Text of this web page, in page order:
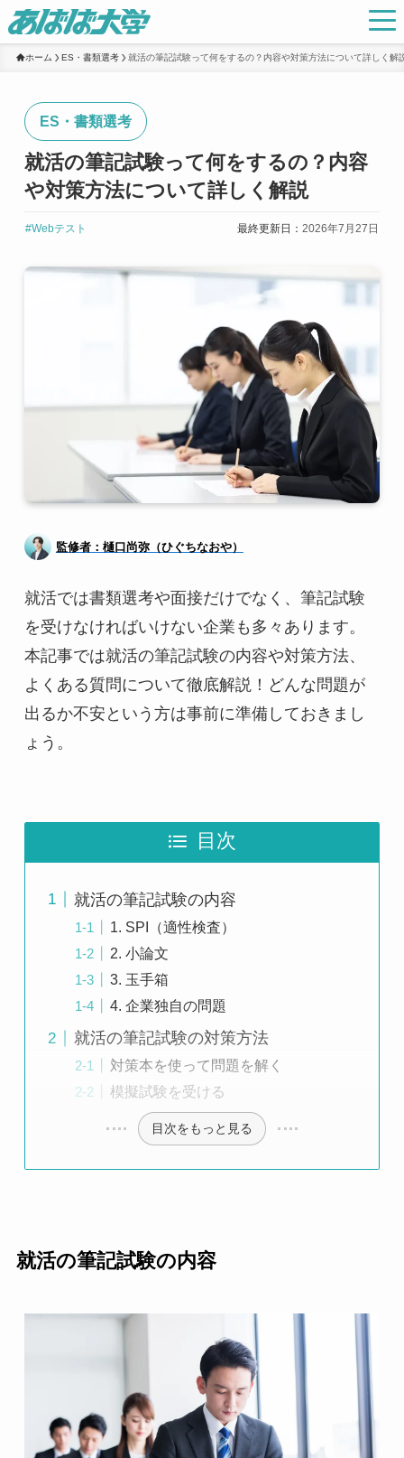
ホーム ES・書類選考 就活の筆記試験って何をするの？内容や対策方法について詳しく解
ES・書類選考
就活の筆記試験って何をするの？内容
や対策方法について詳しく解説
#Webテスト 最終更新日：2026年7月27日
監修者：樋口尚弥（ひぐちなおや）
就活では書類選考や面接だけでなく、筆記試験
を受けなければいけない企業も多々あります。
本記事では就活の筆記試験の内容や対策方法、
よくある質問について徹底解説！どんな問題が
出るか不安という方は事前に準備しておきまし
ょう。
目次
就活の筆記試験の内容
1. SPI（適性検査）
2. 小論文
3. 玉手箱
4. 企業独自の問題
就活の筆記試験の対策方法
対策本を使って問題を解く
模擬試験を受ける
目次をもっと見る
就活の筆記試験の内容